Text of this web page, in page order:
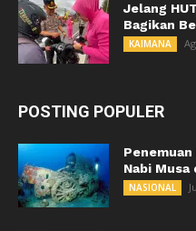
Jelang
Bagikan
KAIMANA
POSTING POPULER
Nabi Musa
NASIONAL